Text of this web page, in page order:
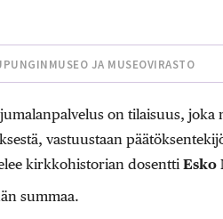
JA MUSEOVIRASTO
on tilaisuus, joka
vastuustaan
kirkkohistorian dosentti Esko
summaa.